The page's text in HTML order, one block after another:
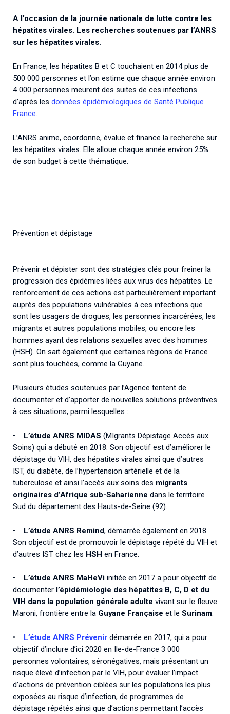
Collaboration avec les acteurs communautaires
Cellules Émergence
Retrouvez toutes les cellules Émergence, actives ou
inactives.
A l’occasion de la journée nationale de lutte contre les
hépatites virales. Les recherches soutenues par l’ANRS
sur les hépatites virales.
En France, les hépatites B et C touchaient en 2014 plus de
500 000 personnes et l’on estime que chaque année environ
4 000 personnes meurent des suites de ces infections
d’après les données épidémiologiques de Santé Publique
France.
L’ANRS anime, coordonne, évalue et finance la recherche sur
les hépatites virales. Elle alloue chaque année environ 25%
de son budget à cette thématique.
Prévention et dépistage
Prévenir et dépister sont des stratégies clés pour freiner la
progression des épidémies liées aux virus des hépatites. Le
renforcement de ces actions est particulièrement important
auprès des populations vulnérables à ces infections que
sont les usagers de drogues, les personnes incarcérées, les
migrants et autres populations mobiles, ou encore les
hommes ayant des relations sexuelles avec des hommes
(HSH). On sait également que certaines régions de France
sont plus touchées, comme la Guyane.
Plusieurs études soutenues par l’Agence tentent de
documenter et d’apporter de nouvelles solutions préventives
à ces situations, parmi lesquelles :
• L’étude ANRS MIDAS (MIgrants Dépistage Accès aux
Soins) qui a débuté en 2018. Son objectif est d’améliorer le
dépistage du VIH, des hépatites virales ainsi que d’autres
IST, du diabète, de l’hypertension artérielle et de la
tuberculose et ainsi l’accès aux soins des migrants
originaires d’Afrique sub-Saharienne dans le territoire
Sud du département des Hauts-de-Seine (92).
• L’étude ANRS Remind, démarrée également en 2018.
Son objectif est de promouvoir le dépistage répété du VIH et
d’autres IST chez les HSH en France.
• L’étude ANRS MaHeVi initiée en 2017 a pour objectif de
documenter l’épidémiologie des hépatites B, C, D et du
VIH dans la population générale adulte vivant sur le fleuve
Maroni, frontière entre la Guyane Française et le Surinam.
• L’étude ANRS Prévenir démarrée en 2017, qui a pour
objectif d’inclure d’ici 2020 en Ile-de-France 3 000
personnes volontaires, séronégatives, mais présentant un
risque élevé d’infection par le VIH, pour évaluer l’impact
d’actions de prévention ciblées sur les populations les plus
exposées au risque d’infection, de programmes de
dépistage répétés ainsi que d’actions permettant l’accès